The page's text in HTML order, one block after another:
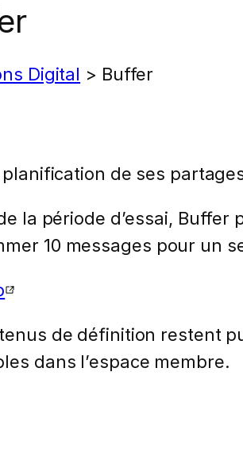
Digital > Buffer
de ses
la période d’essai,
10 messages pour un
de définition restent
dans l’espace membre.